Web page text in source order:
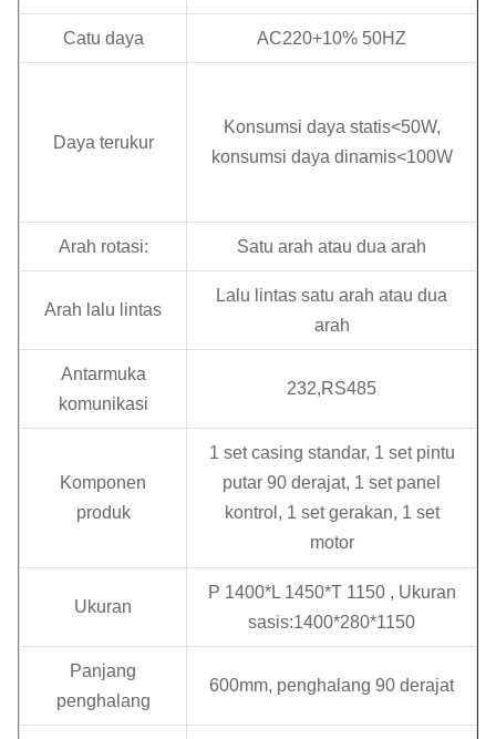
Catu daya AC220+10% 50HZ
Daya terukur
Konsumsi daya statis<50W,
konsumsi daya dinamis<100W
Arah rotasi: Satu arah atau dua arah
Arah lalu lintas
Lalu lintas satu arah atau dua
arah
Antarmuka
komunikasi
232,RS485
Komponen
produk
1 set casing standar, 1 set pintu
putar 90 derajat, 1 set panel
kontrol, 1 set gerakan, 1 set
motor
Ukuran
P 1400*L 1450*T 1150 , Ukuran
sasis:1400*280*1150
Panjang
penghalang
600mm, penghalang 90 derajat